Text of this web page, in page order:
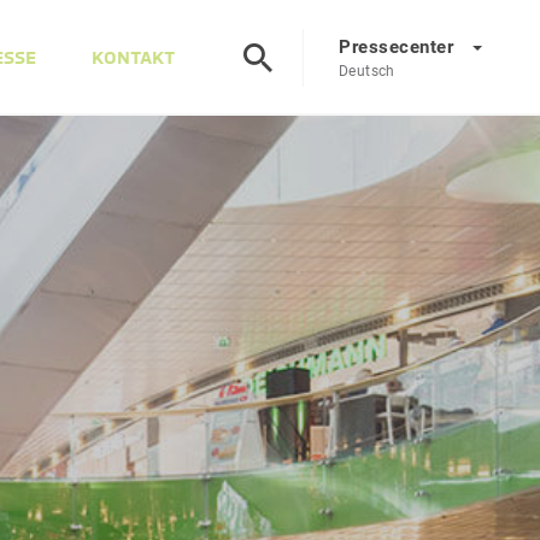
KONTAKT Pressecenter
Deutsch
EN